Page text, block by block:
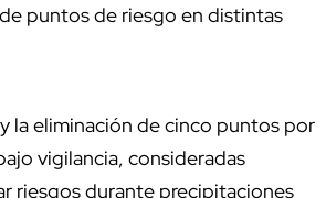
puntos de riesgo en distintas
y la eliminación de cinco puntos por
vigilancia, consideradas
riesgos durante precipitaciones